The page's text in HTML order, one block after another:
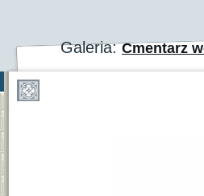
Galeria:Cmentarz